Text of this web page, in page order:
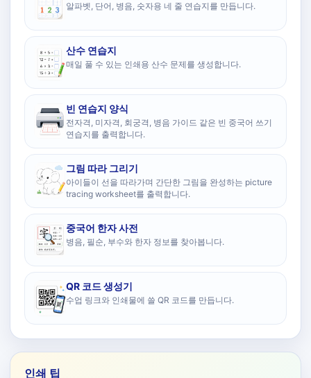
알파벳, 단어, 병음, 숫자용 네 줄 연습지를 만듭니다.
산수 연습지
매일 풀 수 있는 인쇄용 산수 문제를 생성합니다.
빈 연습지 양식
전자격, 미자격, 회궁격, 병음 가이드 같은 빈 중국어 쓰기
연습지를 출력합니다.
그림 따라 그리기
아이들이 선을 따라가며 간단한 그림을 완성하는 picture
tracing worksheet를 출력합니다.
중국어 한자 사전
병음, 필순, 부수와 한자 정보를 찾아봅니다.
QR 코드 생성기
수업 링크와 인쇄물에 쓸 QR 코드를 만듭니다.
인쇄 팁